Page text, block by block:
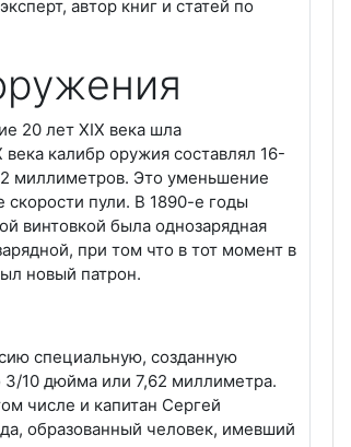
автор книг и статей по
20 лет XIX века шла
калибр оружия составлял 16-
миллиметров. Это уменьшение
пули. В 1890-е годы
винтовкой была однозарядная
при том что в тот момент в
новый патрон.
специальную, созданную
10 дюйма или 7,62 миллиметра.
числе и капитан Сергей
образованный человек, имевший